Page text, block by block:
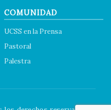
COMUNIDAD
UCSS en la Prensa
Pastoral
Palestra